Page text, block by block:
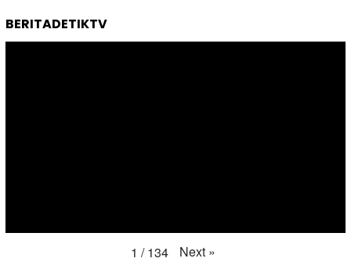
BERITADETIKTV
1 / 134 Next »